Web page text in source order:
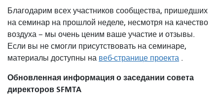
Благодарим всех участников сообщества, пришедших
на семинар на прошлой неделе, несмотря на качество
воздуха – мы очень ценим ваше участие и отзывы.
Если вы не смогли присутствовать на семинаре,
материалы доступны на веб-странице проекта .
Обновленная информация о заседании совета
директоров SFMTA